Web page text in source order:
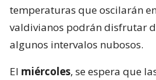
temperaturas que oscilarán
valdivianos podrán disfrutar
algunos intervalos nubosos.
El miércoles, se espera que